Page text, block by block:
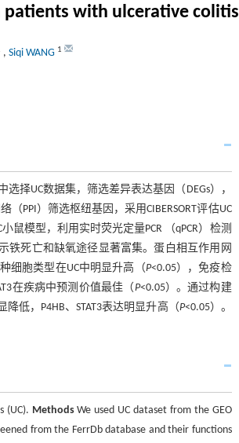
with ulcerative colitis
, Siqi WANG 1
选择UC数据集，筛选差异表达基因（DEGs），
PPI）筛选枢纽基因，采用CIBERSORT评估UC
模型，利用实时荧光定量PCR （qPCR）检测
铁死亡和缺氧途径显著富集。蛋白相互作用网
细胞类型在UC中明显升高（P<0.05），免疫检
在疾病中预测价值最佳（P<0.05）。通过构建
低，P4HB、STAT3表达明显升高（P<0.05）。
(UC). MethodsWe used UC dataset from the GEO
from the FerrDb database and their functions